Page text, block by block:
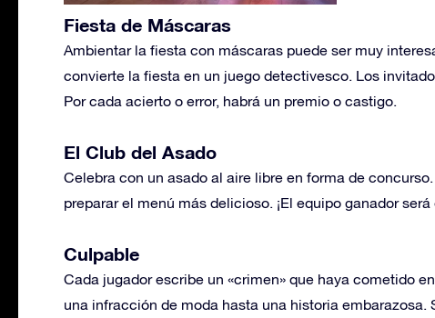
Fiesta de Máscaras
Ambientar la fiesta con máscaras puede ser muy
convierte la fiesta en un juego detectivesco. Los
Por cada acierto o error, habrá un premio o castigo.
El Club del Asado
Celebra con un asado al aire libre en forma de
preparar el menú más delicioso. ¡El equipo ganador
Culpable
Cada jugador escribe un «crimen» que haya cometido
una infracción de moda hasta una historia embarazosa.